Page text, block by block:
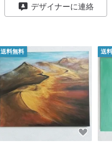
デザイナーに連絡
送料無料 送